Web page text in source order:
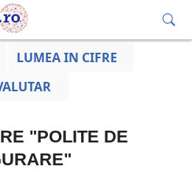
LUMEA IN CIFRE
"POLITE DE